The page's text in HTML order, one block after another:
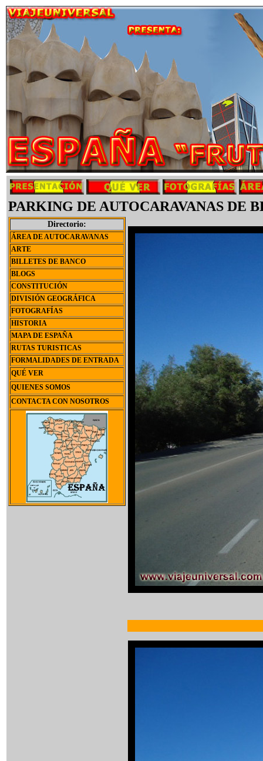
PARKING DE AUTOCARAVANAS DE
Directorio:
ÁREA DE AUTOCARAVANAS
ARTE
BILLETES DE BANCO
BLOGS
CONSTITUCIÓN
DIVISIÓN GEOGRÁFICA
FOTOGRAFÍAS
HISTORIA
MAPA DE ESPAÑA
RUTAS TURISTICAS
FORMALIDADES DE ENTRADA
QUÉ VER
QUIENES SOMOS
CONTACTA CON NOSOTROS